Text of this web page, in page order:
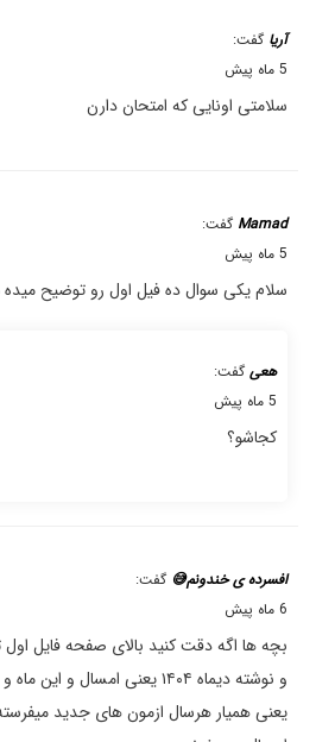
آریا گفت:
5 ماه پیش
سلامتی اونایی که امتحان دارن
Mamad گفت:
5 ماه پیش
سلام یکی سوال ده فیل اول رو توضیح
هعی گفت:
5 ماه پیش
کجاشو؟
افسرده ی خندونم😅 گفت:
6 ماه پیش
بچه ها اگه دقت کنید بالای صفحه فایل اول
یعنی همیار هرسال ازمون های جدید